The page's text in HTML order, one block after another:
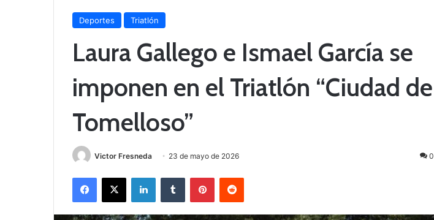
Deportes Triatlón
Laura Gallego e Ismael García se
imponen en el Triatlón “Ciudad de
Tomelloso”
Victor Fresneda 23 de mayo de 2026 0